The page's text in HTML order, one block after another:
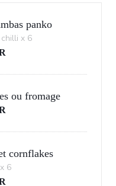
panko
x 6
ou fromage
cornflakes
6